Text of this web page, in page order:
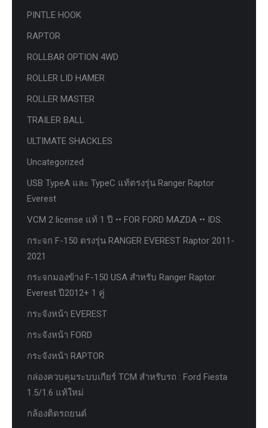
PINTLE HOOK
RAPTOR
ROLLBAR OPTION 4WD
ROLLER LID HAMER
ROLLER MASTER
TRAILER BALL
ULTIMATE SHACKLES
Uncategorized
USB TypeA และ TypeC แท้ตรงรุ่น Ranger Raptor
Everest
VCM 2 license แท้ 1 ปี •• FOR FORD MAZDA •• IDS.
กระจก F-150 ตรงรุ่น RANGER EVEREST Raptor 2011-
2021
กระจกมองข้าง F-150 USA สำหรับ Ranger Raptor
Everest ปี2012+ 1 คู่
กระจังหน้า EVEREST
กระจังหน้า FORD
กระจังหน้า RAPTOR
กล่องควบคุมระบบเกียร์ TCM สำหรับรถ : Ford Fiesta
1.5/1.6 แท้ใหม่
กล้องติดรถยนต์